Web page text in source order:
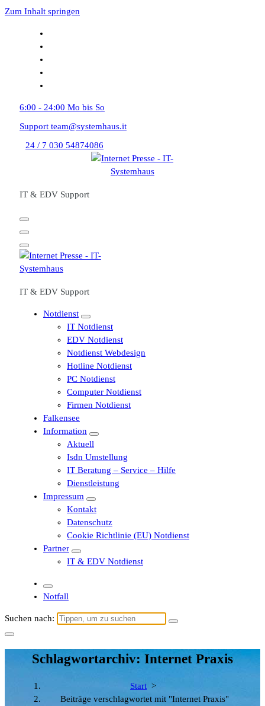
Zum Inhalt springen
6:00 - 24:00 Mo bis So
Support team@systemhaus.it
24 / 7 030 54874086
IT & EDV Support
IT & EDV Support
Notdienst
IT Notdienst
EDV Notdienst
Notdienst Webdesign
Hotline Notdienst
PC Notdienst
Computer Notdienst
Firmen Notdienst
Falkensee
Information
Aktuell
Isdn Umstellung
IT Beratung – Service – Hilfe
Dienstleistung
Impressum
Kontakt
Datenschutz
Cookie Richtlinie (EU) Notdienst
Partner
IT & EDV Notdienst
Notfall
Suchen nach:
Schlagwortarchiv: Internet Praxis
Start >
Beiträge verschlagwortet mit "Internet Praxis"